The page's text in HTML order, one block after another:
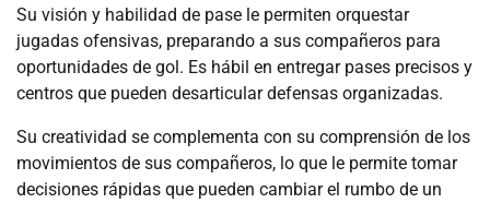
Su visión y habilidad de pase le permiten orquestar
jugadas ofensivas, preparando a sus compañeros para
oportunidades de gol. Es hábil en entregar pases precisos y
centros que pueden desarticular defensas organizadas.
Su creatividad se complementa con su comprensión de los
movimientos de sus compañeros, lo que le permite tomar
decisiones rápidas que pueden cambiar el rumbo de un